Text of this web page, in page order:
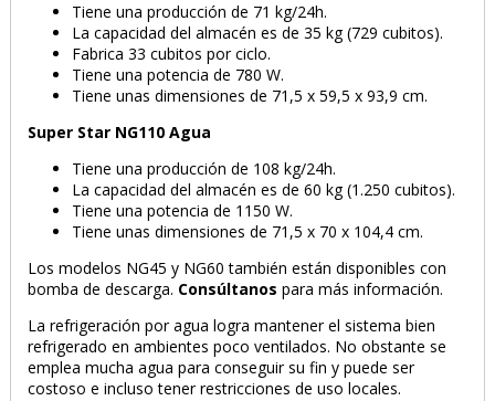
PRODUCTO AÑADIDO AL CARRITO
Tiene una producción de 71 kg/24h.
La capacidad del almacén es de 35 kg (729 cubitos).
Fabrica 33 cubitos por ciclo.
Tiene una potencia de 780 W.
Tiene unas dimensiones de 71,5 x 59,5 x 93,9 cm.
Super Star NG110 Agua
Tiene una producción de 108 kg/24h.
La capacidad del almacén es de 60 kg (1.250 cubitos).
Tiene una potencia de 1150 W.
Tiene unas dimensiones de 71,5 x 70 x 104,4 cm.
Los modelos NG45 y NG60 también están disponibles con
bomba de descarga. Consúltanos para más información.
La refrigeración por agua logra mantener el sistema bien
refrigerado en ambientes poco ventilados. No obstante se
emplea mucha agua para conseguir su fin y puede ser
costoso e incluso tener restricciones de uso locales.